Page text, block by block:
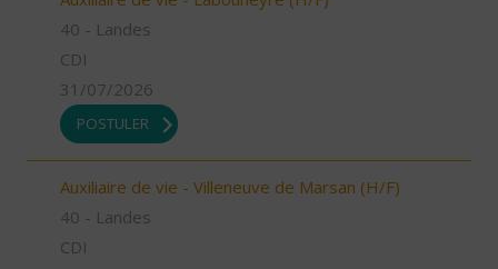
40 - Landes
CDI
31/07/2026
POSTULER
Auxiliaire de vie - Villeneuve de Marsan (H/F)
40 - Landes
CDI